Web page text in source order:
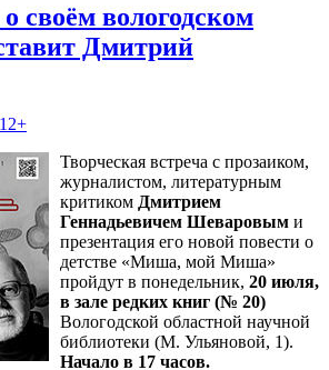
своём вологодском
Дмитрий
12+
Творческая встреча с прозаиком,
журналистом, литературным
критиком Дмитрием
Геннадьевичем Шеваровым и
презентация его новой повести о
детстве «Миша, мой Миша»
пройдут в понедельник, 20 июля,
в зале редких книг (№ 20)
Вологодской областной научной
библиотеки (М. Ульяновой, 1).
Начало в 17 часов.